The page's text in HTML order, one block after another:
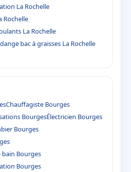
La Rochelle
Rochelle
La Rochelle
bac à graisses La Rochelle
Chauffagiste Bourges
BourgesÉlectricien Bourges
Bourges
bain Bourges
Bourges